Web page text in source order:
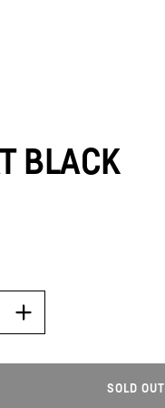
BLACK
SOLD OUT